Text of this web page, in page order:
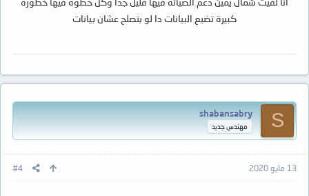
كبيرة تضيع البيانات دا لو بتصلح عشان بيانات
S
shabansabry
مهندس جديد
13 مايو 2020 #4